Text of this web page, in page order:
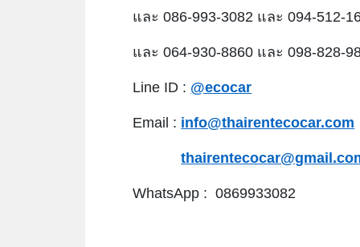
และ 086-993-3082 และ 094-512-
และ 064-930-8860 และ 098-828-
Line ID : @ecocar
Email : info@thairentecocar.com
WhatsApp : 0869933082